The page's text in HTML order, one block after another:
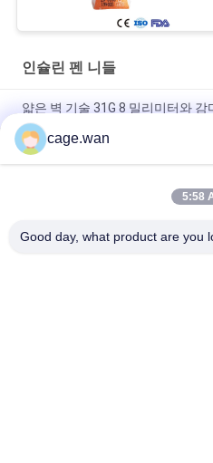
인슐린 펜 니들
얇은 벽 기술 31G 8 밀리미터와
CE는 인슐린 인젝션 31G 6 밀리미
니들을 승인했습니다
대부분의 당뇨병으로 적합한 노력
cage.wan
5:58
Good day, what product are you